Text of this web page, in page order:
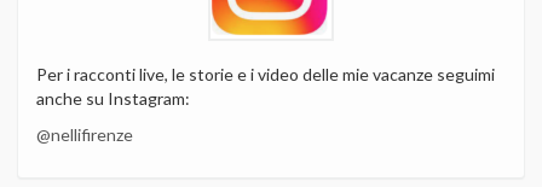
Per i racconti live, le storie e i video delle mie vacanze seguimi
anche su Instagram:
@nellifirenze